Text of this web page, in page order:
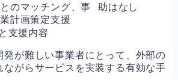
とのマッチング、事
業計画策定支援
助はなし
支援内容
発が難しい事業者にとって、外部の
ながらサービスを実装する有効な手